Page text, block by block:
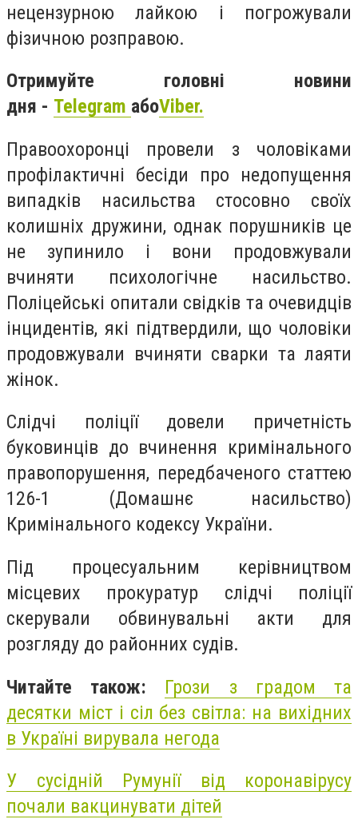
нецензурною лайкою і погрожували
фізичною розправою.
Отримуйте головні новини
дня - Telegram абоViber.
Правоохоронці провели з чоловіками
профілактичні бесіди про недопущення
випадків насильства стосовно своїх
колишніх дружини, однак порушників це
не зупинило і вони продовжували
вчиняти психологічне насильство.
Поліцейські опитали свідків та очевидців
інцидентів, які підтвердили, що чоловіки
продовжували вчиняти сварки та лаяти
жінок.
Слідчі поліції довели причетність
буковинців до вчинення кримінального
правопорушення, передбаченого статтею
126-1 (Домашнє насильство)
Кримінального кодексу України.
Під процесуальним керівництвом
місцевих прокуратур слідчі поліції
скерували обвинувальні акти для
розгляду до районних судів.
Читайте також: Грози з градом та
десятки міст і сіл без світла: на вихідних
в Україні вирувала негода
У сусідній Румунії від коронавірусу
почали вакцинувати дітей